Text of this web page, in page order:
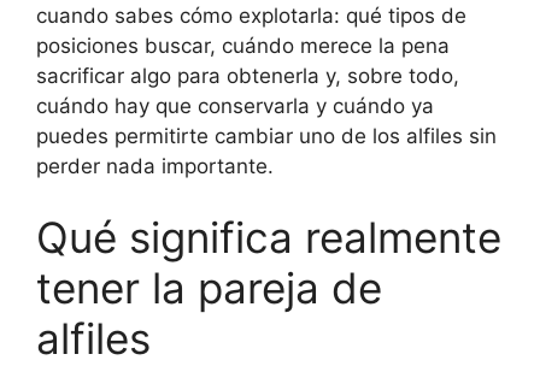
cuando sabes cómo explotarla: qué tipos de
posiciones buscar, cuándo merece la pena
sacrificar algo para obtenerla y, sobre todo,
cuándo hay que conservarla y cuándo ya
puedes permitirte cambiar uno de los alfiles sin
perder nada importante.
Qué significa realmente
tener la pareja de
alfiles